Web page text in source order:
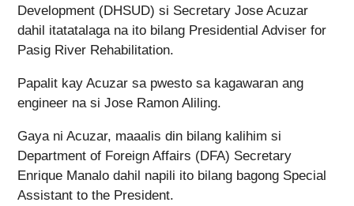
Development (DHSUD) si Secretary Jose Acuzar
dahil itatatalaga na ito bilang Presidential Adviser for
Pasig River Rehabilitation.
Papalit kay Acuzar sa pwesto sa kagawaran ang
engineer na si Jose Ramon Aliling.
Gaya ni Acuzar, maaalis din bilang kalihim si
Department of Foreign Affairs (DFA) Secretary
Enrique Manalo dahil napili ito bilang bagong Special
Assistant to the President.